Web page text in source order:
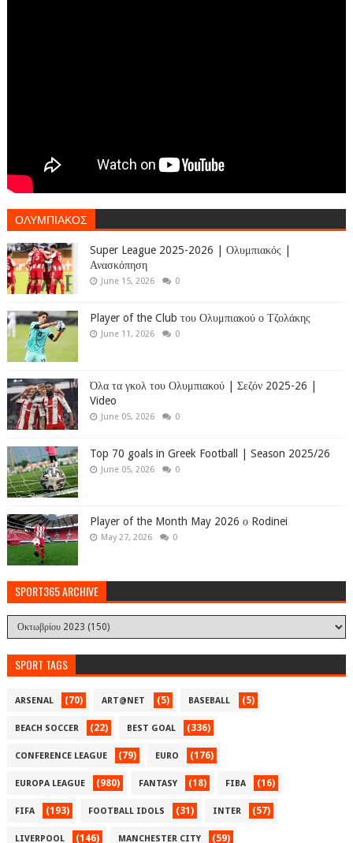
ΟΛΥΜΠΙΑΚΟΣ
Super League 2025-2026 | Ολυμπιακός |
Ανασκόπηση
June 15, 2026 0
Player of the Club του Ολυμπιακού ο Τζολάκης
June 11, 2026 0
Όλα τα γκολ του Ολυμπιακού | Σεζόν 2025-26 |
Video
June 05, 2026 0
Top 70 goals in Greek Football | Season 2025/26
June 05, 2026 0
Player of the Month May 2026 ο Rodinei
May 27, 2026 0
SPORT365 ARCHIVE
SPORT TAGS
ARSENAL (70) ART@NET (5) BASEBALL (5)
BEACH SOCCER (22) BEST GOAL (336)
CONFERENCE LEAGUE (79) EURO (176)
EUROPA LEAGUE (980) FANTASY (18) FIBA (16)
FIFA (193) FOOTBALL IDOLS (31) INTER (57)
LIVERPOOL (146) MANCHESTER CITY (59)